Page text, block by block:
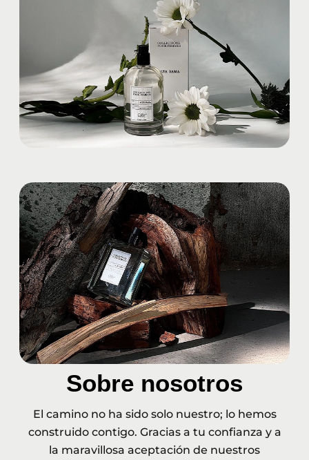
Sobre nosotros
El camino no ha sido solo nuestro; lo hemos
construido contigo. Gracias a tu confianza y a
la maravillosa aceptación de nuestros